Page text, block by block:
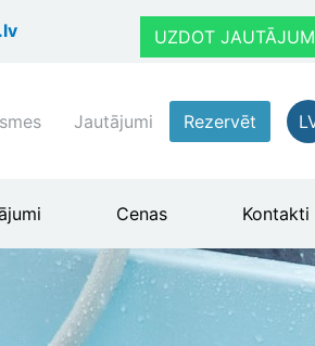
UZDOT
Jautājumi Rezervēt
Cenas Kontakti